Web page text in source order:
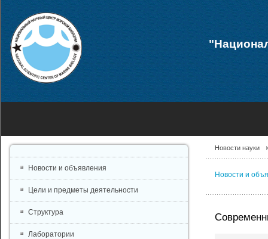
Новости науки
Новости и
Новости и объявления
Цели и предметы деятельности
Структура
Лаборатории